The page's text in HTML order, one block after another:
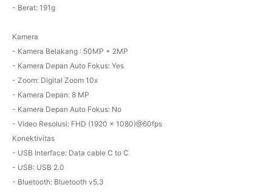
- Berat: 191g
Kamera
- Kamera Belakang : 50MP + 2MP
- Kamera Depan Auto Fokus: Yes
- Zoom: Digital Zoom 10x
- Kamera Depan: 8 MP
- Kamera Depan Auto Fokus: No
- Video Resolusi: FHD (1920 x 1080)@60fps
Konektivitas
- USB Interface: Data cable C to C
- USB: USB 2.0
- Bluetooth: Bluetooth v5.3